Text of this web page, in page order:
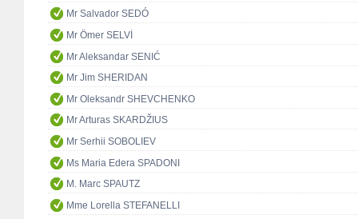
Mr Salvador SEDÓ
Mr Ömer SELVİ
Mr Aleksandar SENIĆ
Mr Jim SHERIDAN
Mr Oleksandr SHEVCHENKO
Mr Arturas SKARDŽIUS
Mr Serhii SOBOLIEV
Ms Maria Edera SPADONI
M. Marc SPAUTZ
Mme Lorella STEFANELLI